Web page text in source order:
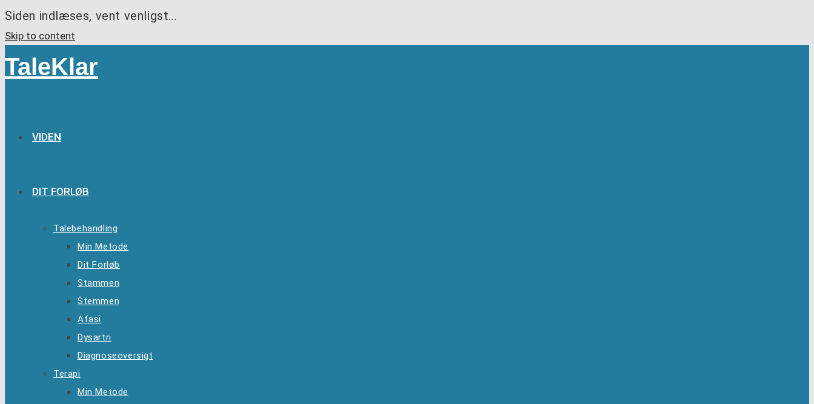
Siden indlæses, vent venligst...
Skip to content
TaleKlar
VIDEN
DIT FORLØB
Talebehandling
Min Metode
Dit Forløb
Stammen
Stemmen
Afasi
Dysartri
Diagnoseoversigt
Terapi
Min Metode